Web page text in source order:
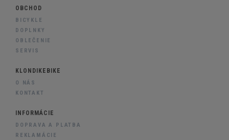
OBCHOD
BICYKLE
DOPLNKY
OBLEČENIE
SERVIS
KLONDIKEBIKE
O NÁS
KONTAKT
INFORMÁCIE
DOPRAVA A PLATBA
REKLAMÁCIE